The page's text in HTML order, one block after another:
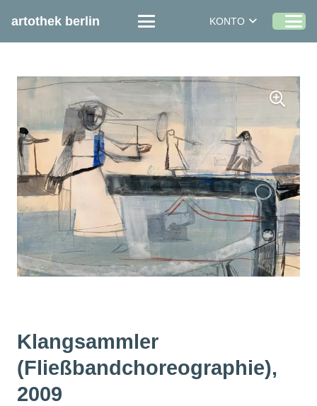
artothek berlin KONTO
Klangsammler
(Fließbandchoreographie),
2009